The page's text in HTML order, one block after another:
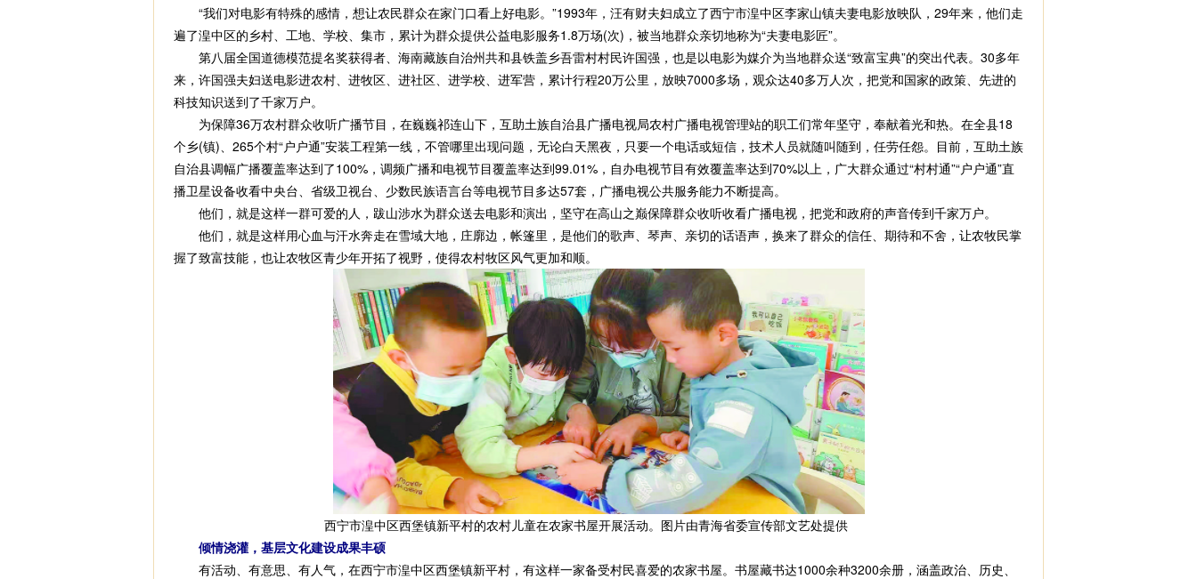
“我们对电影有特殊的感情，想让农民群众在家门口看上好电影。”1993年，汪有财夫妇成立了西宁市湟中区李家山镇夫妻电影放映队，29年来，他们走
遍了湟中区的乡村、工地、学校、集市，累计为群众提供公益电影服务1.8万场(次)，被当地群众亲切地称为“夫妻电影匠”。
第八届全国道德模范提名奖获得者、海南藏族自治州共和县铁盖乡吾雷村村民许国强，也是以电影为媒介为当地群众送“致富宝典”的突出代表。30多年
来，许国强夫妇送电影进农村、进牧区、进社区、进学校、进军营，累计行程20万公里，放映7000多场，观众达40多万人次，把党和国家的政策、先进的
科技知识送到了千家万户。
为保障36万农村群众收听广播节目，在巍巍祁连山下，互助土族自治县广播电视局农村广播电视管理站的职工们常年坚守，奉献着光和热。在全县18
个乡(镇)、265个村“户户通”安装工程第一线，不管哪里出现问题，无论白天黑夜，只要一个电话或短信，技术人员就随叫随到，任劳任怨。目前，互助土族
自治县调幅广播覆盖率达到了100%，调频广播和电视节目覆盖率达到99.01%，自办电视节目有效覆盖率达到70%以上，广大群众通过“村村通”“户户通”直
播卫星设备收看中央台、省级卫视台、少数民族语言台等电视节目多达57套，广播电视公共服务能力不断提高。
他们，就是这样一群可爱的人，跋山涉水为群众送去电影和演出，坚守在高山之巅保障群众收听收看广播电视，把党和政府的声音传到千家万户。
他们，就是这样用心血与汗水奔走在雪域大地，庄廓边，帐篷里，是他们的歌声、琴声、亲切的话语声，换来了群众的信任、期待和不舍，让农牧民掌
握了致富技能，也让农牧区青少年开拓了视野，使得农村牧区风气更加和顺。
西宁市湟中区西堡镇新平村的农村儿童在农家书屋开展活动。图片由青海省委宣传部文艺处提供
倾情浇灌，基层文化建设成果丰硕
有活动、有意思、有人气，在西宁市湟中区西堡镇新平村，有这样一家备受村民喜爱的农家书屋。书屋藏书达1000余种3200余册，涵盖政治、历史、